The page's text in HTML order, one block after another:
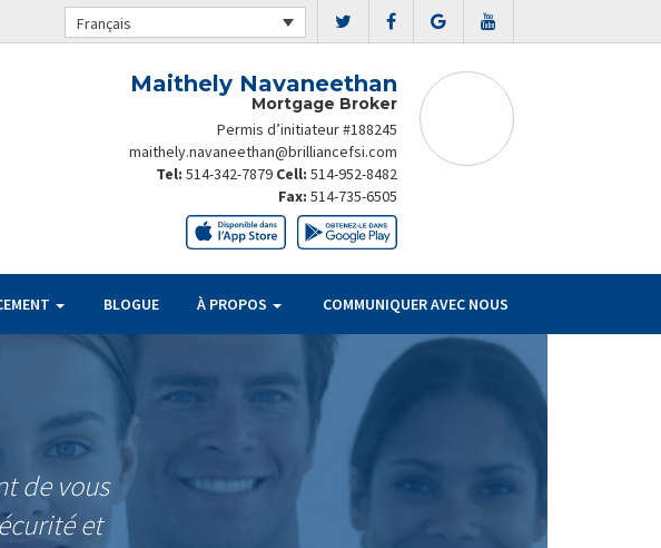
Français
Maithely Navaneethan
Mortgage Broker
Permis d’initiateur #188245
maithely.navaneethan@brilliancefsi.com
Tel: 514-342-7879 Cell: 514-952-8482
Fax: 514-735-6505
BLOGUE À PROPOS COMMUNIQUER AVEC NOUS
de vous
et